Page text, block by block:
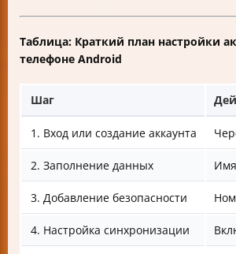
Таблица: Краткий план настройки
телефоне Android
Шаг
1. Вход или создание аккаунта
2. Заполнение данных
3. Добавление безопасности
4. Настройка синхронизации